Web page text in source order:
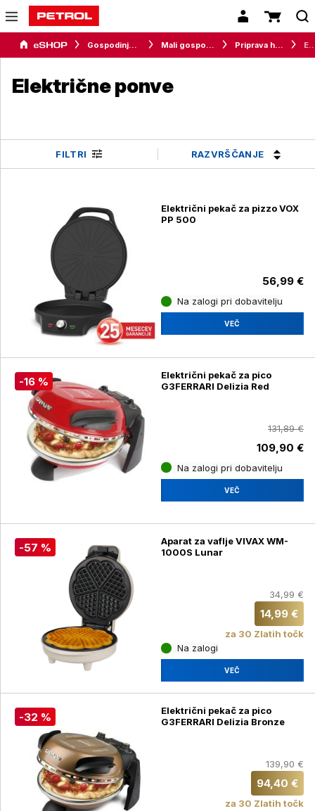
Gospodinjski aparati Mali gospodinjski aparati Priprava hrane
Električne ponve
FILTRI RAZVRŠČANJE
Električni pekač za pizzo VOX
PP 500
56,99 €
Na zalogi pri dobavitelju
VEČ
-16 %
Električni pekač za pico
G3FERRARI Delizia Red
131,89 €
109,90 €
Na zalogi pri dobavitelju
VEČ
-57 %
Aparat za vaflje VIVAX WM-
1000S Lunar
34,99 €
14,99 €
za 30 Zlatih točk
Na zalogi
VEČ
-32 %
Električni pekač za pico
G3FERRARI Delizia Bronze
139,90 €
94,40 €
za 30 Zlatih točk